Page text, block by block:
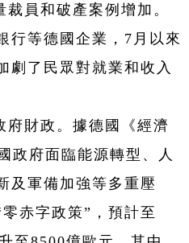
員和破產案例增加。
行等德國企業，7月以來
劇了民眾對就業和收入
府財政。據德國《經濟
政府面臨能源轉型、人
及軍備加強等多重壓
赤字政策”，預計至